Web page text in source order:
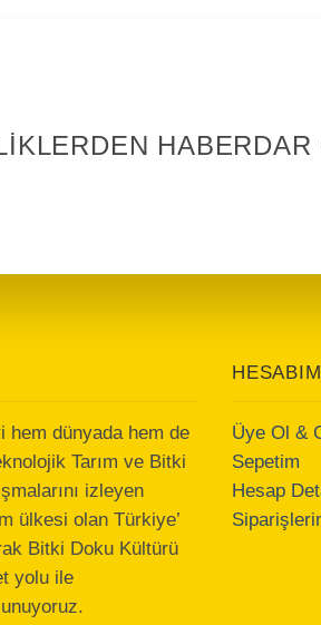
HABERDAR
hem dünyada hem de
Tarım ve Bitki
izleyen
ülkesi olan Türkiye’
Bitki Doku Kültürü
yolu ile
HESABIM
Üye Ol &
Sepetim
Hesap